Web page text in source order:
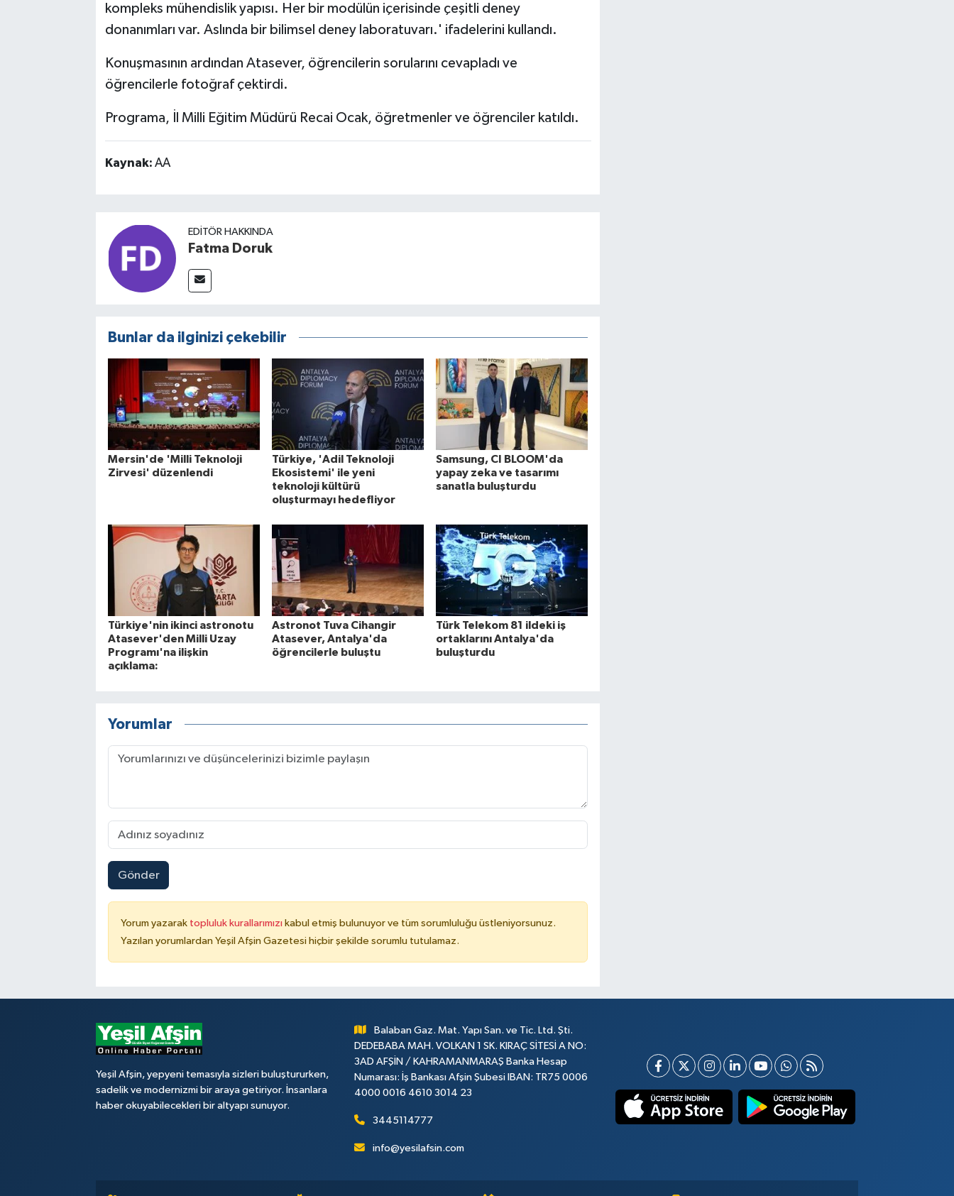
kompleks mühendislik yapısı. Her bir modülün içerisinde çeşitli deney
donanımları var. Aslında bir bilimsel deney laboratuvarı.' ifadelerini kullandı.
Konuşmasının ardından Atasever, öğrencilerin sorularını cevapladı ve
öğrencilerle fotoğraf çektirdi.
Programa, İl Milli Eğitim Müdürü Recai Ocak, öğretmenler ve öğrenciler katıldı.
Kaynak: AA
EDITÖR HAKKINDA
Fatma Doruk
Bunlar da ilginizi çekebilir
Mersin'de 'Milli Teknoloji
Zirvesi' düzenlendi
Türkiye, 'Adil Teknoloji
Ekosistemi' ile yeni
teknoloji kültürü
oluşturmayı hedefliyor
Samsung, CI BLOOM'da
yapay zeka ve tasarımı
sanatla buluşturdu
Türkiye'nin ikinci astronotu
Atasever'den Milli Uzay
Programı'na ilişkin
açıklama:
Astronot Tuva Cihangir
Atasever, Antalya'da
öğrencilerle buluştu
Türk Telekom 81 ildeki iş
ortaklarını Antalya'da
buluşturdu
Yorumlar
Gönder
Yorum yazarak topluluk kurallarımızı kabul etmiş bulunuyor ve tüm sorumluluğu üstleniyorsunuz.
Yazılan yorumlardan Yeşil Afşin Gazetesi hiçbir şekilde sorumlu tutulamaz.
Yeşil Afşin, yepyeni temasıyla sizleri buluştururken,
sadelik ve modernizmi bir araya getiriyor. İnsanlara
haber okuyabilecekleri bir altyapı sunuyor.
Balaban Gaz. Mat. Yapı San. ve Tic. Ltd. Şti.
DEDEBABA MAH. VOLKAN 1 SK. KIRAÇ SİTESİ A NO:
3AD AFŞİN / KAHRAMANMARAŞ Banka Hesap
Numarası: İş Bankası Afşin Şubesi IBAN: TR75 0006
4000 0016 4610 3014 23
3445114777
info@yesilafsin.com